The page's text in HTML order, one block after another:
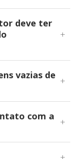
deve ter
vazias de
com a